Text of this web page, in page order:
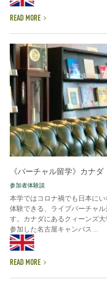
READ MORE
《バーチャル留学》カナ
参加者体験談
本学ではコロナ禍でも日本に
体験できる、ライブバーチャ
す。カナダにあるクィーンズ
参加した名古屋キャンパス ...
READ MORE